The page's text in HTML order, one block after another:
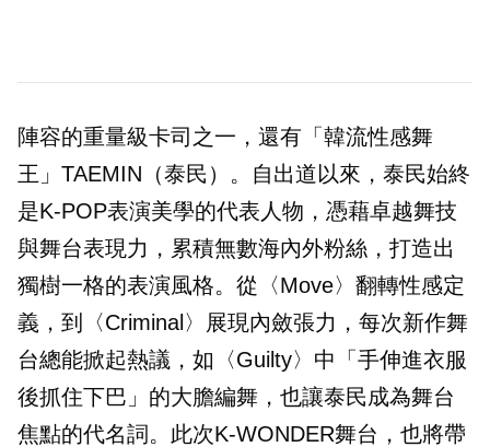
陣容的重量級卡司之一，還有「韓流性感舞
王」TAEMIN（泰民）。自出道以來，泰民始終
是K-POP表演美學的代表人物，憑藉卓越舞技
與舞台表現力，累積無數海內外粉絲，打造出
獨樹一格的表演風格。從〈Move〉翻轉性感定
義，到〈Criminal〉展現內斂張力，每次新作舞
台總能掀起熱議，如〈Guilty〉中「手伸進衣服
後抓住下巴」的大膽編舞，也讓泰民成為舞台
焦點的代名詞。此次K-WONDER舞台，也將帶